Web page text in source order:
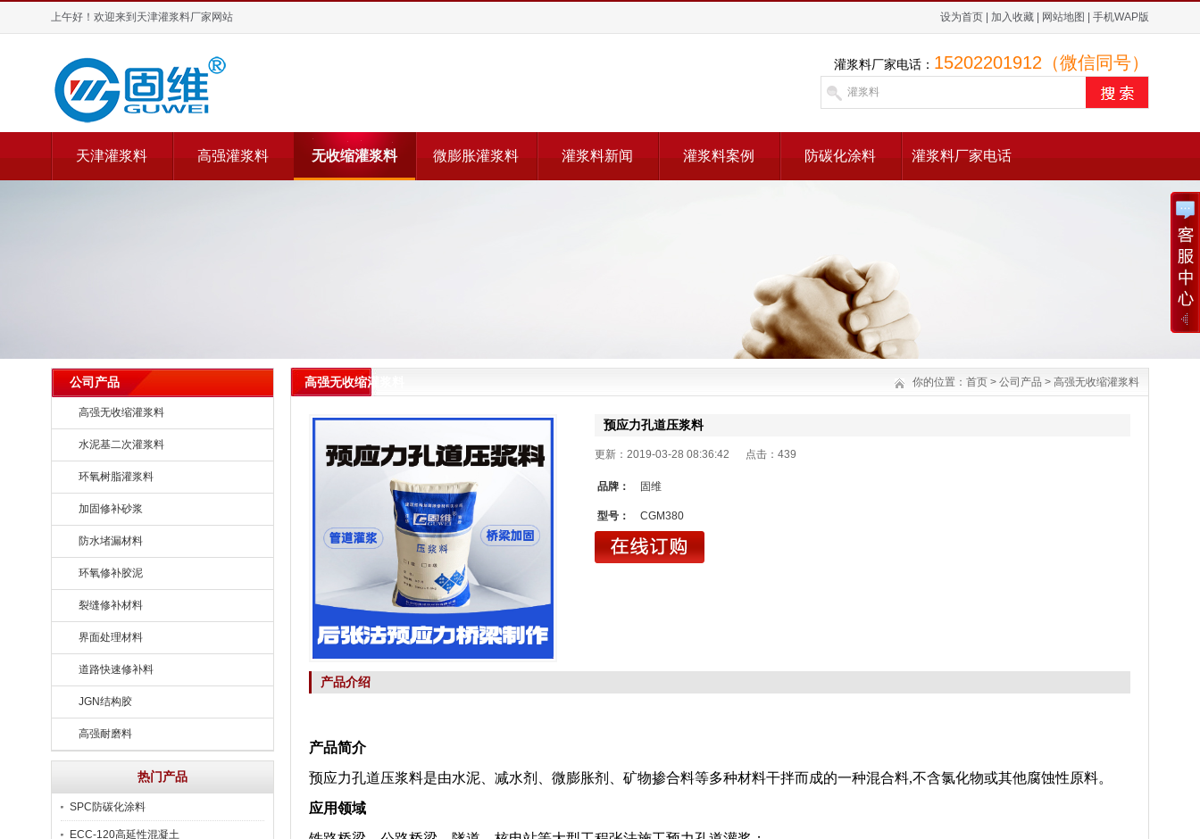
上午好！欢迎来到天津灌浆料厂家网站 设为首页 加入收藏 网站地图 手机WAP版
灌浆料厂家电话： 15202201912（微信同号）
天津灌浆料 高强灌浆料 无收缩灌浆料 微膨胀灌浆料 灌浆料新闻 灌浆料案例 防碳化涂料 灌浆料厂家电话
1
公司产品
高强无收缩灌浆料
水泥基二次灌浆料
环氧树脂灌浆料
加固修补砂浆
防水堵漏材料
环氧修补胶泥
裂缝修补材料
界面处理材料
道路快速修补料
JGN结构胶
高强耐磨料
热门产品
SPC防碳化涂料
ECC-120高延性混凝土
高强无收缩灌浆料 你的位置： 首页 > 公司产品 > 高强无收缩灌浆料
预应力孔道压浆料
更新：2019-03-28 08:36:42 点击： 439
品牌： 固维
型号： CGM380
产品介绍
产品简介
预应力孔道压浆料是由水泥、减水剂、微膨胀剂、矿物掺合料等多种材料干拌而成的一种混合料,不含氯化物或其他腐蚀性原料。
应用领域